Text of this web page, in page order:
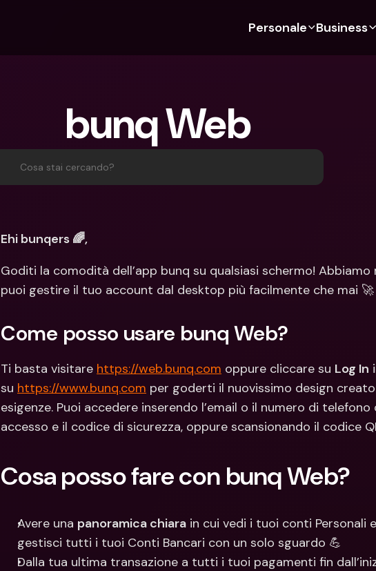
Personale
Per expat
Per coppie
Piani
bunq Elite
Confronta i piani
Pagamenti
Azioni
Prelievi e depositi
Business
Per freelancer
Per PMI
Confronta i piani
bunq Web
Cosa stai cercando?
Ehi bunqers 🌈,
Goditi la comodità dell’app bunq su qualsiasi schermo!
puoi gestire il tuo account dal desktop più facilmente che mai 🚀
Come posso usare bunq Web?
Ti basta visitare https://web.bunq.com oppure cliccare su Log In
su https://www.bunq.com per goderti il nuovissimo design
esigenze. Puoi accedere inserendo l’email o il numero di
accesso e il codice di sicurezza, oppure scansionando il codice
Cosa posso fare con bunq Web?
Avere una panoramica chiara in cui vedi i tuoi conti Personali
gestisci tutti i tuoi Conti Bancari con un solo sguardo 💪
Dalla tua ultima transazione a tutti i tuoi pagamenti fin